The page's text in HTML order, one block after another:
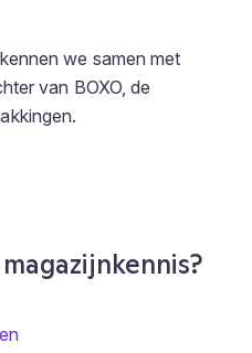
we samen met
van BOXO, de